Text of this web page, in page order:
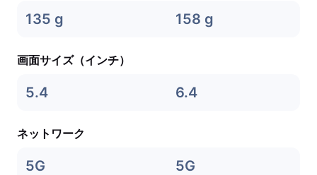
135 g 158 g
画面サイズ（インチ）
5.4 6.4
ネットワーク
5G 5G